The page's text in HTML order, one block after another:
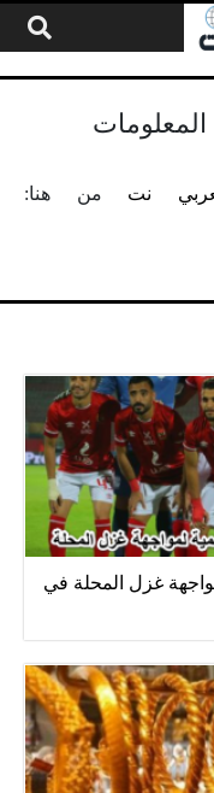
المعلومات
نت من هنا:
غزل المحلة في